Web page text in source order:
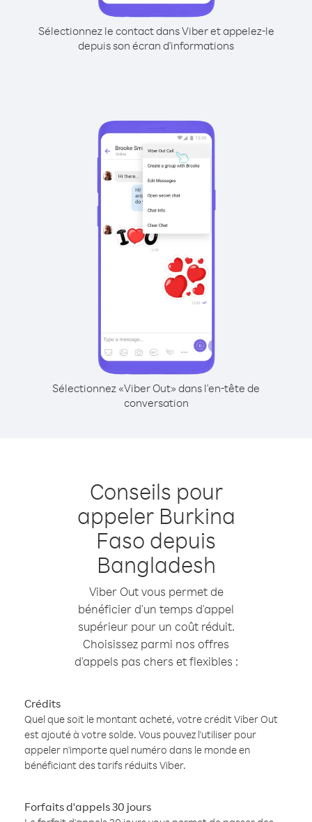
Sélectionnez le contact dans Viber et appelez-le
depuis son écran d'informations
Sélectionnez «Viber Out» dans l'en-tête de
conversation
Conseils pour
appeler Burkina
Faso depuis
Bangladesh
Viber Out vous permet de
bénéficier d'un temps d'appel
supérieur pour un coût réduit.
Choisissez parmi nos offres
d'appels pas chers et flexibles :
Crédits
Quel que soit le montant acheté, votre crédit Viber Out
est ajouté à votre solde. Vous pouvez l'utiliser pour
appeler n'importe quel numéro dans le monde en
bénéficiant des tarifs réduits Viber.
Forfaits d'appels 30 jours